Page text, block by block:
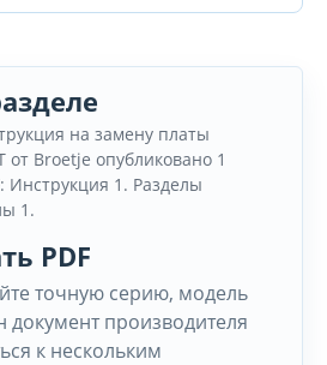
на замену платы
от Broetje опубликовано 1
Инструкция 1. Разделы
1.
PDF
точную серию, модель
документ производителя
к нескольким